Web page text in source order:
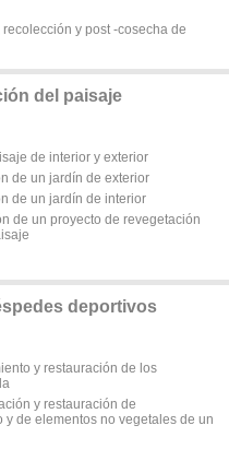
y post -cosecha de
del paisaje
de interior y exterior
de un jardín de exterior
de un jardín de interior
de un proyecto de revegetación
deportivos
y restauración de los
y restauración de
de elementos no vegetales de un